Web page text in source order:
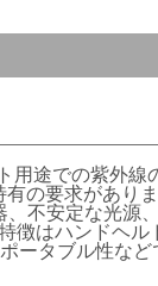
途での紫外線
の要求があり
不安定な光源
はハンドヘル
ータブル性など